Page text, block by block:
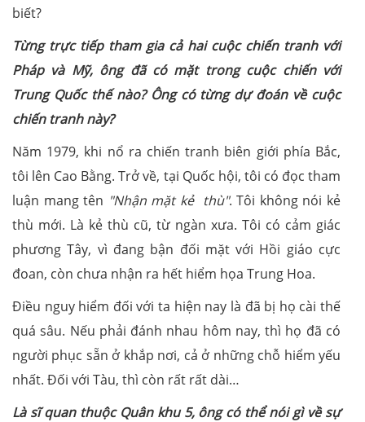
biết?
Từng trực tiếp tham gia cả hai cuộc chiến tranh với
Pháp và Mỹ, ông đã có mặt trong cuộc chiến với
Trung Quốc thế nào? Ông có từng dự đoán về cuộc
chiến tranh này?
Năm 1979, khi nổ ra chiến tranh biên giới phía Bắc,
tôi lên Cao Bằng. Trở về, tại Quốc hội, tôi có đọc tham
luận mang tên "Nhận mặt kẻ thù". Tôi không nói kẻ
thù mới. Là kẻ thù cũ, từ ngàn xưa. Tôi có cảm giác
phương Tây, vì đang bận đối mặt với Hồi giáo cực
đoan, còn chưa nhận ra hết hiểm họa Trung Hoa.
Điều nguy hiểm đối với ta hiện nay là đã bị họ cài thế
quá sâu. Nếu phải đánh nhau hôm nay, thì họ đã có
người phục sẵn ở khắp nơi, cả ở những chỗ hiểm yếu
nhất. Đối với Tàu, thì còn rất rất dài…
Là sĩ quan thuộc Quân khu 5, ông có thể nói gì về sự